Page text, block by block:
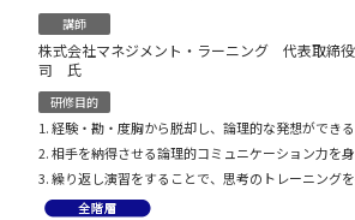
講師
株式会社マネジメント・ラーニング 代表取
司 氏
研修目的
経験・勘・度胸から脱却し、論理的な発想ができる
相手を納得させる論理的コミュニケーション力を
繰り返し演習をすることで、思考のトレーニング